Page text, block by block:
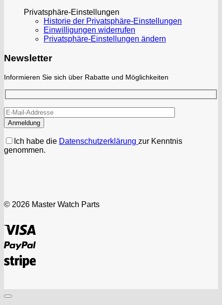
Privatsphäre-Einstellungen
Historie der Privatsphäre-Einstellungen
Einwilligungen widerrufen
Privatsphäre-Einstellungen ändern
Newsletter
Informieren Sie sich über Rabatte und Möglichkeiten
Ich habe die Datenschutzerklärung zur Kenntnis
genommen.
© 2026 Master Watch Parts
PayPal
Stripe